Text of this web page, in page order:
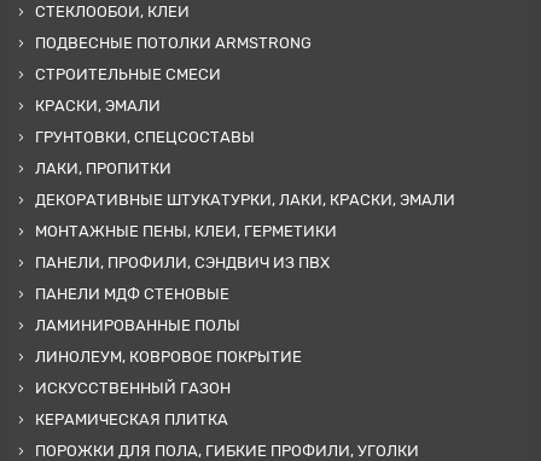
СТЕКЛООБОИ, КЛЕИ
ПОДВЕСНЫЕ ПОТОЛКИ ARMSTRONG
СТРОИТЕЛЬНЫЕ СМЕСИ
КРАСКИ, ЭМАЛИ
ГРУНТОВКИ, СПЕЦСОСТАВЫ
ЛАКИ, ПРОПИТКИ
ДЕКОРАТИВНЫЕ ШТУКАТУРКИ, ЛАКИ, КРАСКИ, ЭМАЛИ
МОНТАЖНЫЕ ПЕНЫ, КЛЕИ, ГЕРМЕТИКИ
ПАНЕЛИ, ПРОФИЛИ, СЭНДВИЧ ИЗ ПВХ
ПАНЕЛИ МДФ СТЕНОВЫЕ
ЛАМИНИРОВАННЫЕ ПОЛЫ
ЛИНОЛЕУМ, КОВРОВОЕ ПОКРЫТИЕ
ИСКУССТВЕННЫЙ ГАЗОН
КЕРАМИЧЕСКАЯ ПЛИТКА
ПОРОЖКИ ДЛЯ ПОЛА, ГИБКИЕ ПРОФИЛИ, УГОЛКИ